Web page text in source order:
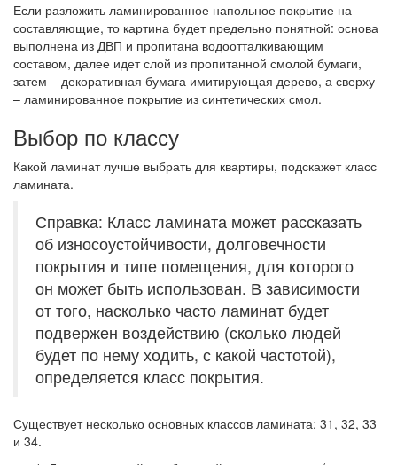
Если разложить ламинированное напольное покрытие на
составляющие, то картина будет предельно понятной: основа
выполнена из ДВП и пропитана водоотталкивающим
составом, далее идет слой из пропитанной смолой бумаги,
затем – декоративная бумага имитирующая дерево, а сверху
– ламинированное покрытие из синтетических смол.
Выбор по классу
Какой ламинат лучше выбрать для квартиры, подскажет класс
ламината.
Справка: Класс ламината может рассказать
об износоустойчивости, долговечности
покрытия и типе помещения, для которого
он может быть использован. В зависимости
от того, насколько часто ламинат будет
подвержен воздействию (сколько людей
будет по нему ходить, с какой частотой),
определяется класс покрытия.
Существует несколько основных классов ламината: 31, 32, 33
и 34.